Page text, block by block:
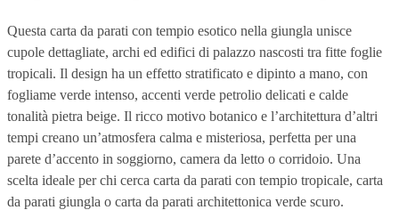
Questa carta da parati con tempio esotico nella giungla unisce
cupole dettagliate, archi ed edifici di palazzo nascosti tra fitte foglie
tropicali. Il design ha un effetto stratificato e dipinto a mano, con
fogliame verde intenso, accenti verde petrolio delicati e calde
tonalità pietra beige. Il ricco motivo botanico e l’architettura d’altri
tempi creano un’atmosfera calma e misteriosa, perfetta per una
parete d’accento in soggiorno, camera da letto o corridoio. Una
scelta ideale per chi cerca carta da parati con tempio tropicale, carta
da parati giungla o carta da parati architettonica verde scuro.